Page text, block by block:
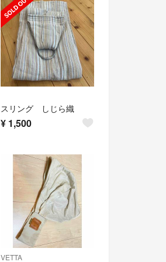
スリング しじら織
¥ 1,500
VETTA